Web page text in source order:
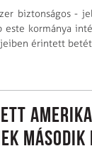
biztonságos -
este kormánya
érintett
Amerika
második